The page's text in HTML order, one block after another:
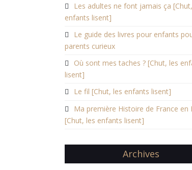
Les adultes ne font jamais ça
enfants lisent]
Le guide des livres pour enfants
parents curieux
Où sont mes taches ? [Chut, les
lisent]
Le fil [Chut, les enfants lisent]
Ma première Histoire de France en
[Chut, les enfants lisent]
Archives